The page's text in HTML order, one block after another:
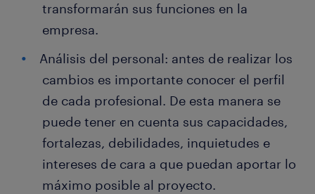
transformarán sus funciones en la
empresa.
Análisis del personal: antes de realizar los
cambios es importante conocer el perfil
de cada profesional. De esta manera se
puede tener en cuenta sus capacidades,
fortalezas, debilidades, inquietudes e
intereses de cara a que puedan aportar lo
máximo posible al proyecto.